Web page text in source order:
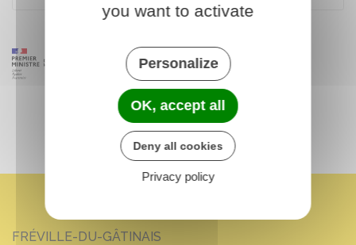
FRÉVILLE-DU-GÂTINAIS
you want to activate
Personalize
OK, accept all
Deny all cookies
Privacy policy